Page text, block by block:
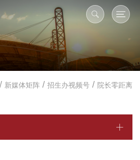
/ 新媒体矩阵 / 招生办视频号 / 院长零距离